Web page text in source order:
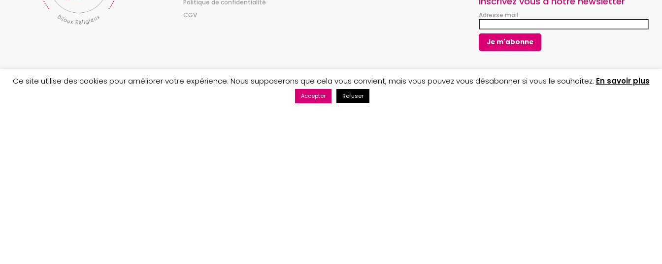
Politique de confidentialité
CGV
b
o
k
a
g
a
m
Adresse mail
Copyright © 2023 Au nom du Père boutique
Maintenance web par Bluekat Digital
Ce site utilise des cookies pour améliorer votre expérience. Nous supposerons que cela vous convient, mais vous pouvez vous désabonner si vous le souhaitez. En savoir plus
Accepter Refuser